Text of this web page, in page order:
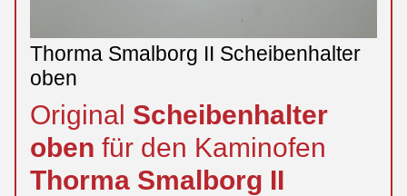
Thorma Smalborg II Scheibenhalter
oben
Original Scheibenhalter
oben für den Kaminofen
Thorma Smalborg II